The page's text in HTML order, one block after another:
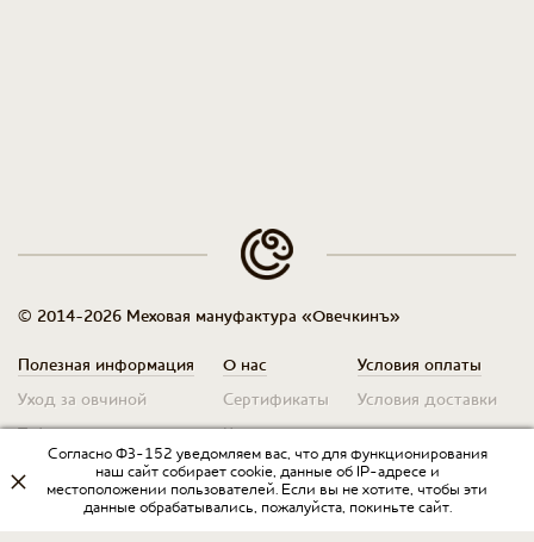
© 2014-2026 Меховая мануфактура «Овечкинъ»
Полезная информация
Уход за овчиной
Таблица размеров
О нас
Сертификаты
Контакты
Условия оплаты
Условия доставки
Оплата для юр. лиц
Условия возврата
Оптовикам
Договор оферты
Согласно ФЗ-152 уведомляем вас, что для функционирования
наш сайт собирает cookie, данные об IP-адресе и
местоположении пользователей. Если вы не хотите, чтобы эти
данные обрабатывались, пожалуйста, покиньте сайт.